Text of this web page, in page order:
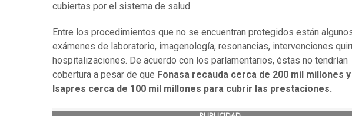
cubiertas por el sistema de salud.
Entre los procedimientos que no se encuentran protegidos están
exámenes de laboratorio, imagenología, resonancias, intervenciones
hospitalizaciones. De acuerdo con los parlamentarios, éstas no tendrían
cobertura a pesar de que Fonasa recauda cerca de 200 mil millones
Isapres cerca de 100 mil millones para cubrir las prestaciones.